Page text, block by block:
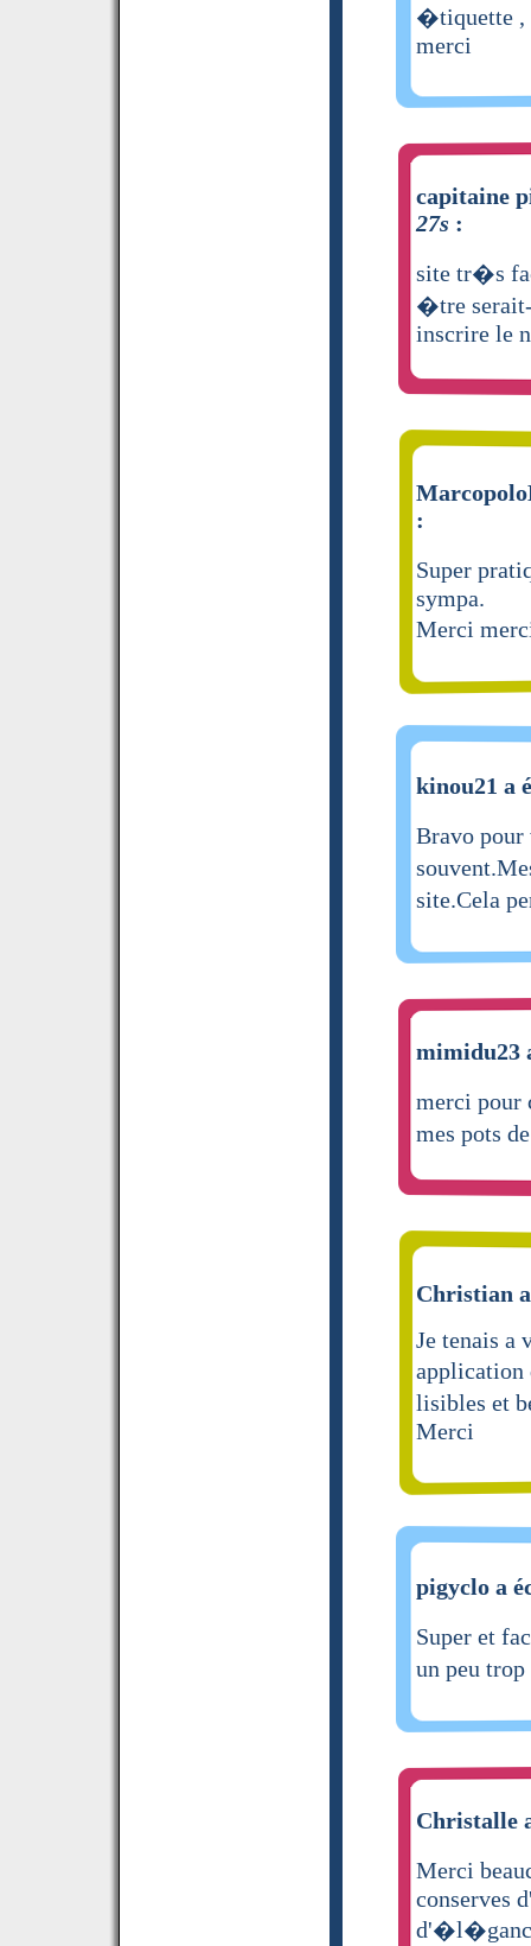
�tiquette ,
merci
capitaine
27s :
site tr�s
�tre
inscrire le
:
Super
sympa.
Merci
kinou21 a
Bravo
site.Cela
mimidu23
merci pour
mes pots
Christian
Je tenais a
application
lisibles et
Merci
pigyclo a
Super et
un peu
Christalle
Merci
conserves